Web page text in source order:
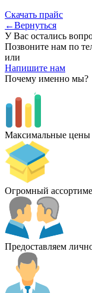
Скачать прайс
←Вернуться
У Вас остались
Позвоните нам по
или
Напишите нам
Почему именно мы?
Максимальные цены
Огромный
Предоставляем